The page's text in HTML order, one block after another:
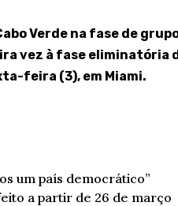
Verde na fase de
vez à fase eliminatória
feira (3), em Miami.
um país democrático”
a partir de 26 de março